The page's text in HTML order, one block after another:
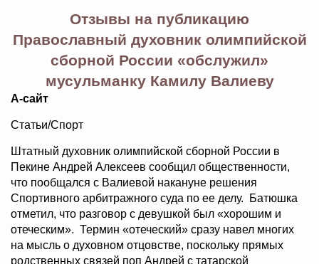
Отзывы на публикацию
Православный духовник олимпийской
сборной России «обслужил»
мусульманку Камилу Валиеву
А-сайт
Статьи/Спорт
Штатный духовник олимпийской сборной России в
Пекине Андрей Алексеев сообщил общественности,
что пообщался с Валиевой накануне решения
Спортивного арбитражного суда по ее делу. Батюшка
отметил, что разговор с девушкой был «хорошим и
отеческим». Термин «отеческий» сразу навел многих
на мысль о духовном отцовстве, поскольку прямых
родственных связей поп Андрей с татарской